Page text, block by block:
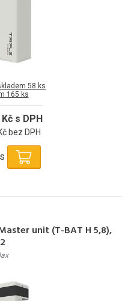
58 ks
165 ks
s DPH
bez DPH
unit (T-BAT H 5,8),